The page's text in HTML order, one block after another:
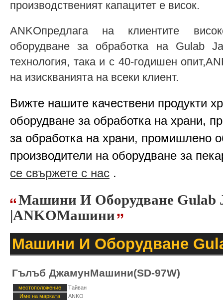
производственият капацитет е висок.
ANKOпредлага на клиентите
оборудване за обработка на Gulab
технология, така и с 40-годишен
на изискванията на всеки клиент.
Вижте нашите качествени продукти
оборудване за обработка на храни,
за обработка на храни, промишлено
производители на оборудване за
се свържете с нас .
Машини И Оборудване Gulab
|ANKOМашини
Машини И Оборудване
Гълъб ДжамунМашини(SD-97W)
местоположение
Тайван
Име на марката
ANKO